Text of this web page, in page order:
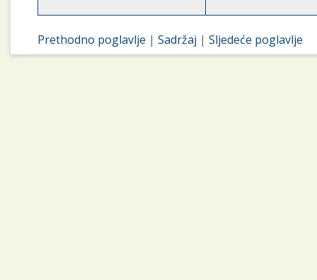
Prethodno poglavlje |Sadržaj |Sljedeće poglavlje